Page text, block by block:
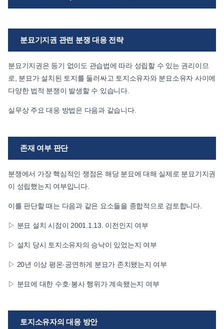
분묘기지권 관련 분쟁 대응 전략
분묘기지권은 등기 없이도 관습법에 따라 성립할 수 있는 권리이므
로, 분묘가 설치된 토지를 둘러싸고 토지소유자와 분묘소유자 사이에
다양한 법적 분쟁이 발생할 수 있습니다.
실무상 주요 대응 방법은 다음과 같습니다.
존재 여부 판단
분쟁에서 가장 핵심적인 쟁점은 해당 분묘에 대해 실제로 분묘기지권
이 성립했는지 여부입니다.
이를 판단할 때는 다음과 같은 요소들을 종합적으로 검토합니다.
▷ 분묘 설치 시점이 2001.1.13. 이전인지 여부
▷ 설치 당시 토지소유자의 승낙이 있었는지 여부
▷ 20년 이상 평온·공연하게 분묘가 존치됐는지 여부
▷ 분묘에 대한 수호·봉사 행위가 계속됐는지 여부
토지소유자의 대응 방안